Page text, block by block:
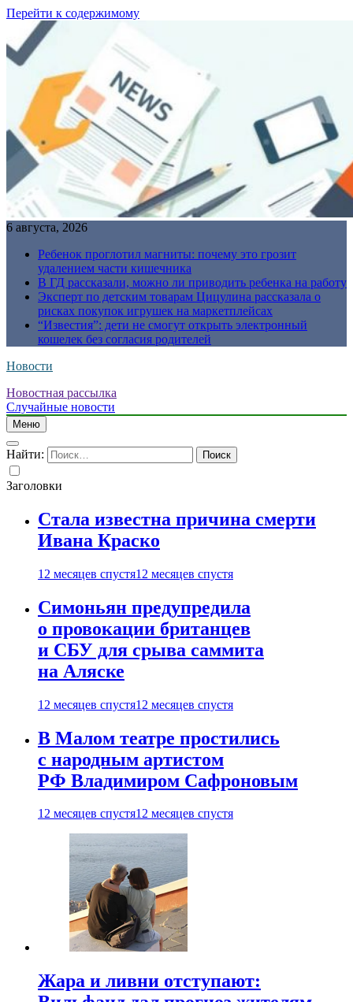
Перейти к содержимому
6 августа, 2026
Ребенок проглотил магниты: почему это грозит
удалением части кишечника
В ГД рассказали, можно ли приводить ребенка на работу
Эксперт по детским товарам Цицулина рассказала о
рисках покупок игрушек на маркетплейсах
“Известия”: дети не смогут открыть электронный
кошелек без согласия родителей
Новости
Новостная рассылка
Случайные новости
Меню
Найти:
Заголовки
Стала известна причина смерти
Ивана Краско
12 месяцев спустя12 месяцев спустя
Симоньян предупредила
о провокации британцев
и СБУ для срыва саммита
на Аляске
12 месяцев спустя12 месяцев спустя
В Малом театре простились
с народным артистом
РФ Владимиром Сафроновым
12 месяцев спустя12 месяцев спустя
Жара и ливни отступают: